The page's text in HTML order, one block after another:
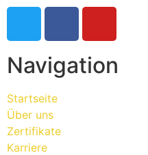
Navigation
Startseite
Über uns
Zertifikate
Karriere